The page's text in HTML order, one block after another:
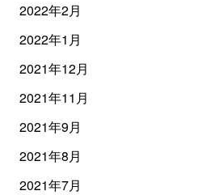
2022年2月
2022年1月
2021年12月
2021年11月
2021年9月
2021年8月
2021年7月